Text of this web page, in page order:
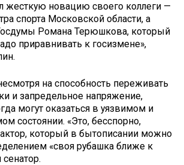
жесткую новацию своего коллеги —
спорта Московской области, а
Романа Терюшкова, который
приравнивать к госизмене»,
на способность переживать
и запредельное напряжение,
могут оказаться в уязвимом и
состоянии. «Это, бесспорно,
который в бытописании можно
«своя рубашка ближе к